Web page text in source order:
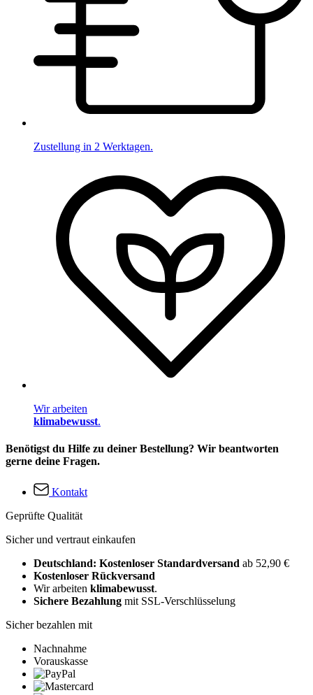
Zustellung in 2 Werktagen.
Wir arbeiten
klimabewusst.
Benötigst du Hilfe zu deiner Bestellung? Wir beantworten
gerne deine Fragen.
Kontakt
Geprüfte Qualität
Sicher und vertraut einkaufen
Deutschland: Kostenloser Standardversand ab 52,90 €
Kostenloser Rückversand
Wir arbeiten klimabewusst.
Sichere Bezahlung mit SSL-Verschlüsselung
Sicher bezahlen mit
Nachnahme
Vorauskasse